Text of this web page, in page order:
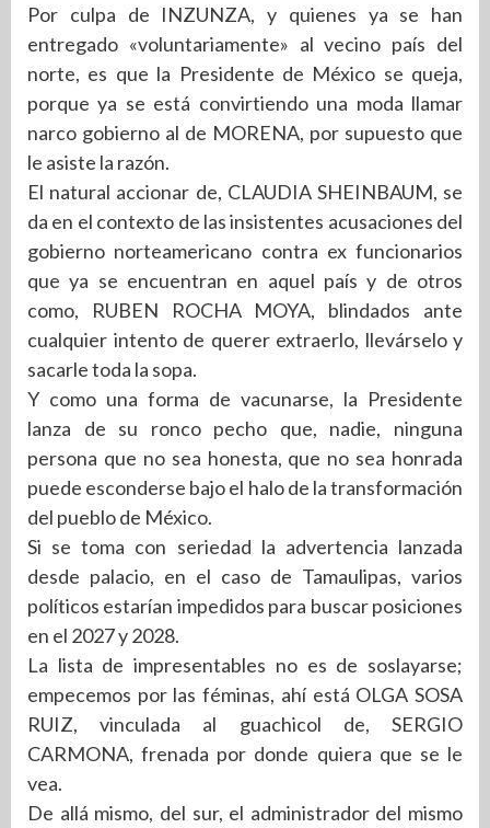
Por culpa de INZUNZA, y quienes ya se han
entregado «voluntariamente» al vecino país del
norte, es que la Presidente de México se queja,
porque ya se está convirtiendo una moda llamar
narco gobierno al de MORENA, por supuesto que
le asiste la razón.
El natural accionar de, CLAUDIA SHEINBAUM, se
da en el contexto de las insistentes acusaciones del
gobierno norteamericano contra ex funcionarios
que ya se encuentran en aquel país y de otros
como, RUBEN ROCHA MOYA, blindados ante
cualquier intento de querer extraerlo, llevárselo y
sacarle toda la sopa.
Y como una forma de vacunarse, la Presidente
lanza de su ronco pecho que, nadie, ninguna
persona que no sea honesta, que no sea honrada
puede esconderse bajo el halo de la transformación
del pueblo de México.
Si se toma con seriedad la advertencia lanzada
desde palacio, en el caso de Tamaulipas, varios
políticos estarían impedidos para buscar posiciones
en el 2027 y 2028.
La lista de impresentables no es de soslayarse;
empecemos por las féminas, ahí está OLGA SOSA
RUIZ, vinculada al guachicol de, SERGIO
CARMONA, frenada por donde quiera que se le
vea.
De allá mismo, del sur, el administrador del mismo